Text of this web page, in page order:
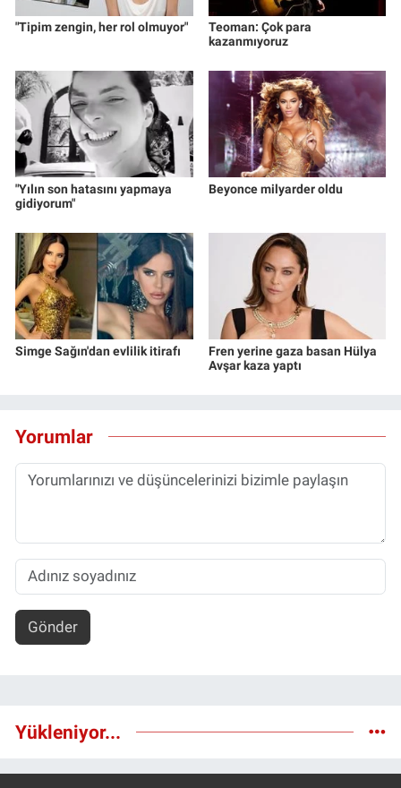
"Tipim zengin, her rol olmuyor"
Teoman: Çok para
kazanmıyoruz
"Yılın son hatasını yapmaya
gidiyorum"
Beyonce milyarder oldu
Simge Sağın'dan evlilik itirafı
Fren yerine gaza basan Hülya
Avşar kaza yaptı
Yorumlar
Gönder
Yükleniyor...